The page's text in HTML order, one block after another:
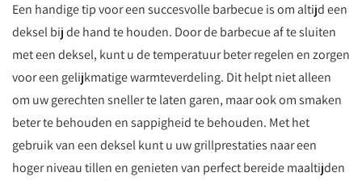
Een handige tip voor een succesvolle barbecue is om altijd een
deksel bij de hand te houden. Door de barbecue af te sluiten
met een deksel, kunt u de temperatuur beter regelen en zorgen
voor een gelijkmatige warmteverdeling. Dit helpt niet alleen
om uw gerechten sneller te laten garen, maar ook om smaken
beter te behouden en sappigheid te behouden. Met het
gebruik van een deksel kunt u uw grillprestaties naar een
hoger niveau tillen en genieten van perfect bereide maaltijden